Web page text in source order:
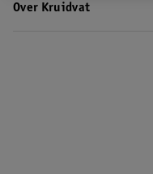
Over Kruidvat